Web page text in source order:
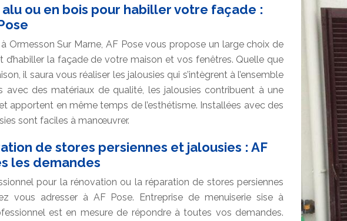
alu ou en bois pour habiller votre façade :
Ormesson Sur Marne, AF Pose vous propose un large choix de
d’habiller la façade de votre maison et vos fenêtres. Quelle que
il saura vous réaliser les jalousies qui s’intègrent à l’ensemble
avec des matériaux de qualité, les jalousies contribuent à une
apportent en même temps de l’esthétisme. Installées avec des
sont faciles à manœuvrer.
de stores persiennes et jalousies : AF
les demandes
pour la rénovation ou la réparation de stores persiennes
vous adresser à AF Pose. Entreprise de menuiserie sise à
est en mesure de répondre à toutes vos demandes.